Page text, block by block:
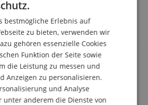
einwandfrei.
aber einfach zu lange, deshalb
soll, wenn auch nicht perfekt
vom 15.09.2024
FRENCH
SPANISH
bestmögliche Erlebnis auf
zu bieten, verwenden wir
gehören essenzielle Cookies
Funktion der Seite sowie
die Leistung zu messen und
Anzeigen zu personalisieren.
und Analyse
unter anderem die Dienste von